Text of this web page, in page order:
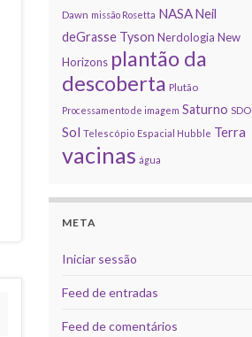
Dawn missão Rosetta NASA Neil
deGrasse Tyson Nerdologia New
Horizons plantão da
descoberta Plutão
Processamento de imagem Saturno SDO
Sol Telescópio Espacial Hubble Terra
vacinas água
META
Iniciar sessão
Feed de entradas
Feed de comentários